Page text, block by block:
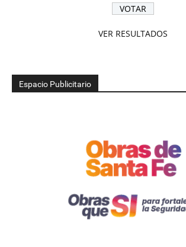
VER RESULTADOS
Espacio Publicitario